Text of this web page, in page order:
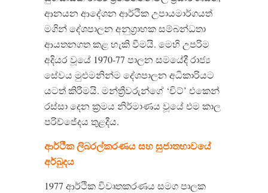
ආනයන ආදේශන ආර්ථික උපායමාර්ගයත්
මගින් දේශපාලන අනුග්‍රාහක සම්බන්ධතා
ආයතනගත කළ හැකි වීමයි. මෙහි උපරිම
අදියර වූයේ 1970-77 පාලන සමයේදී රාජ්‍ය
සේවය මුළුමනින්ම දේශපාලන අධිකාරියට
යටත් කිරීමයි. මන්ත්‍රීවරුන්ගේ ‘චිට්’ එකෙන්
රස්සා දෙන ක්‍රමය නිර්මාණය වූයේ එම කාල
පරිච්ජේදය තුළදීය.
ආර්ථික ලිබරල්කරණය සහ සුජාතභාවයේ
අර්බුදය
1977 ආර්ථික විවෘතකරණය සමග පාලක